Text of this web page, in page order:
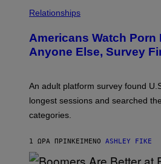
/
R
E
I
G
Relationships
Americans Watch Porn
Anyone Else, Survey
An adult platform survey found
longest sessions and searched
categories.
1 ΏΡΑ ΠΡΙΝ ΚΕΊΜΕΝΟ ASHLEY FIKE